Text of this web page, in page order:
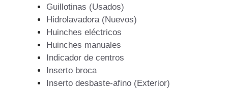
Guillotinas (Usados)
Hidrolavadora (Nuevos)
Huinches eléctricos
Huinches manuales
Indicador de centros
Inserto broca
Inserto desbaste-afino (Exterior)